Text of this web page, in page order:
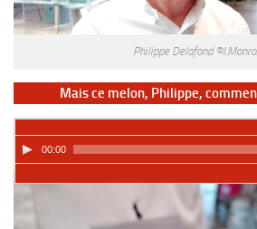
Philippe Delafond
Mais ce melon, Philippe,
00:00